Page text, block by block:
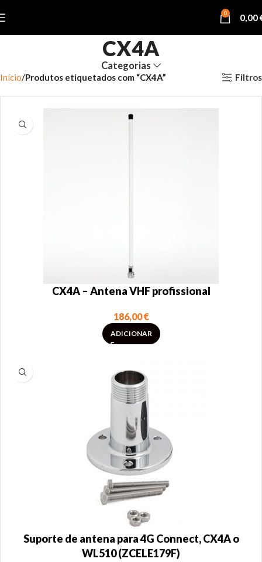
0 0,00
CX4A
Categorias
Início Produtos etiquetados com “CX4A” Filtros
CX4A – Antena VHF profissional
186,00€
ADICIONAR
Suporte de antena para 4G Connect, CX4A o
WL510 (ZCELE179F)